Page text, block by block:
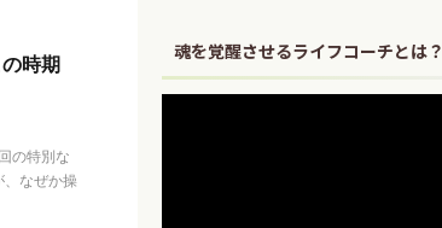
時期
の特別な
、なぜか操
魂を覚醒させるライフコーチとは？